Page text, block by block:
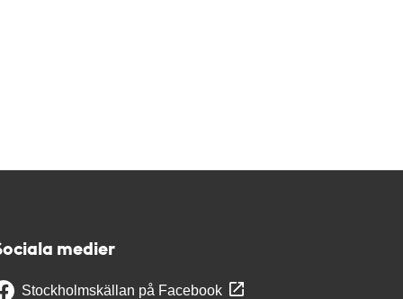
medier
Stockholmskällan på Facebook